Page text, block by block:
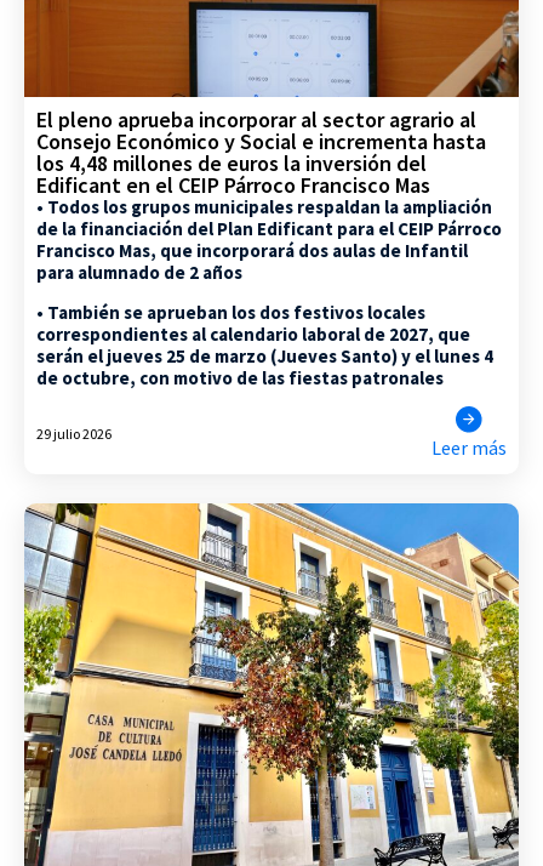
El pleno aprueba incorporar al sector agrario al
Consejo Económico y Social e incrementa hasta
los 4,48 millones de euros la inversión del
Edificant en el CEIP Párroco Francisco Mas
• Todos los grupos municipales respaldan la ampliación
de la financiación del Plan Edificant para el CEIP Párroco
Francisco Mas, que incorporará dos aulas de Infantil
para alumnado de 2 años
• También se aprueban los dos festivos locales
correspondientes al calendario laboral de 2027, que
serán el jueves 25 de marzo (Jueves Santo) y el lunes 4
de octubre, con motivo de las fiestas patronales
29 julio 2026
Leer más